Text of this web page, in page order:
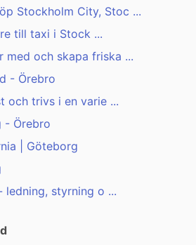
Stockholm City, Stoc ...
till taxi i Stock ...
med och skapa friska ...
- Örebro
och trivs i en varie ...
- Örebro
| Göteborg
ledning, styrning o ...